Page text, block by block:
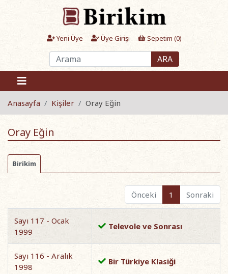
Yeni Üye Üye Girişi Sepetim (0)
ARA
Anasayfa Kişiler Oray Eğin
Oray Eğin
Birikim
Önceki 1 Sonraki
Sayı 117 - Ocak
1999
Televole ve Sonrası
Sayı 116 - Aralık
1998
Bir Türkiye Klasiği